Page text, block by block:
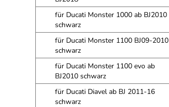
für Ducati Monster 1000 ab BJ2010
schwarz
für Ducati Monster 1100 BJ09-2010
schwarz
für Ducati Monster 1100 evo ab
BJ2010 schwarz
für Ducati Diavel ab BJ 2011-16
schwarz